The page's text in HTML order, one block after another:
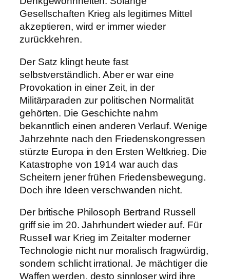
Gesellschaften Krieg als legitimes Mittel
akzeptieren, wird er immer wieder
zurückkehren.
Der Satz klingt heute fast
selbstverständlich. Aber er war eine
Provokation in einer Zeit, in der
Militärparaden zur politischen Normalität
gehörten. Die Geschichte nahm
bekanntlich einen anderen Verlauf. Wenige
Jahrzehnte nach den Friedenskongressen
stürzte Europa in den Ersten Weltkrieg. Die
Katastrophe von 1914 war auch das
Scheitern jener frühen Friedensbewegung.
Doch ihre Ideen verschwanden nicht.
Der britische Philosoph Bertrand Russell
griff sie im 20. Jahrhundert wieder auf. Für
Russell war Krieg im Zeitalter moderner
Technologie nicht nur moralisch fragwürdig,
sondern schlicht irrational. Je mächtiger die
Waffen werden, desto sinnloser wird ihre